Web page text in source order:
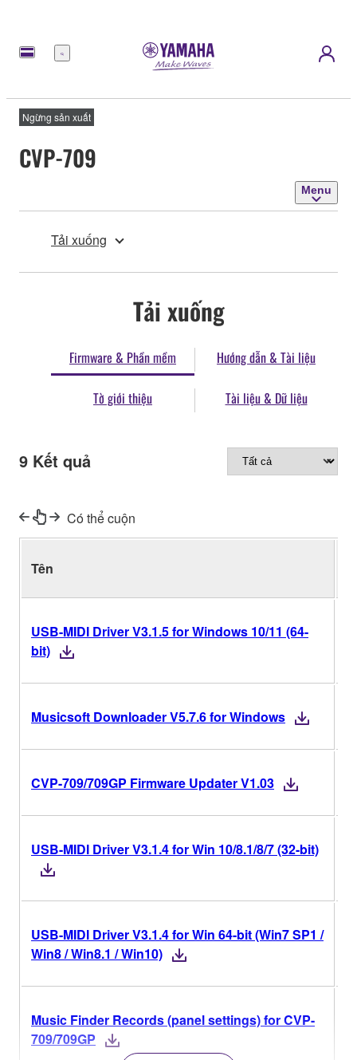
Menu
Ngừng sản xuất
CVP-709
Menu
Tải xuống
Tải xuống
Firmware & Phần mềm Hướng dẫn & Tài liệu
Tờ giới thiệu Tài liệu & Dữ liệu
9 Kết quả
Có thể cuộn
Tên
USB-MIDI Driver V3.1.5 for Windows 10/11 (64-
bit)
Musicsoft Downloader V5.7.6 for Windows
CVP-709/709GP Firmware Updater V1.03
USB-MIDI Driver V3.1.4 for Win 10/8.1/8/7 (32-bit)
USB-MIDI Driver V3.1.4 for Win 64-bit (Win7 SP1 /
Win8 / Win8.1 / Win10)
Music Finder Records (panel settings) for CVP-
709/709GP